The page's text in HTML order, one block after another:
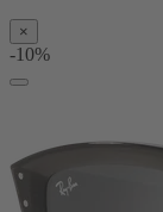
×
-10%